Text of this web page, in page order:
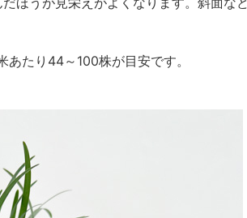
たり44～100株が目安です。